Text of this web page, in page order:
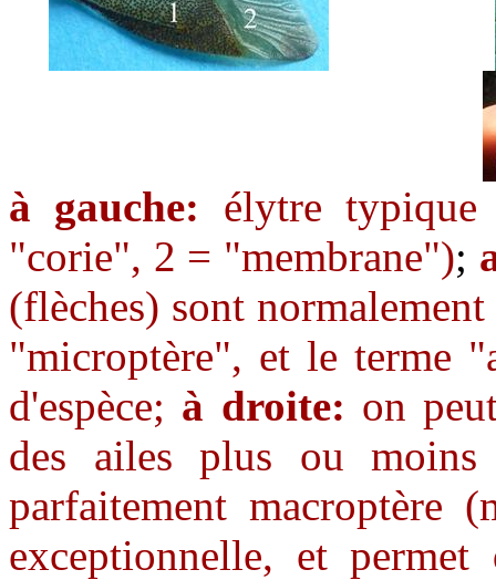
à gauche: élytre
"corie", 2 = "membrane");
(flèches) sont
"microptère", et le terme
d'espèce; à droite: on
des ailes plus ou moins
parfaitement macroptère
exceptionnelle, et